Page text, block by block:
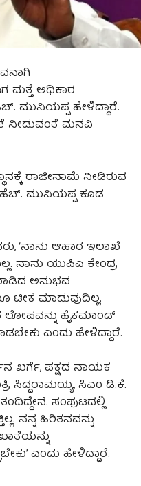
ಮತ್ತೆ ಅಧಿಕಾರ
ಮುನಿಯಪ್ಪ ಹೇಳಿದ್ದಾರೆ.
ನೀಡುವಂತೆ ಮನವಿ
ರಾಜೀನಾಮೆ ನೀಡಿರುವ
ಮುನಿಯಪ್ಪ ಕೂಡ
‘ನಾನು ಆಹಾರ ಇಲಾಖೆ
ನಾನು ಯುಪಿಎ ಕೇಂದ್ರ
ಅನುಭವ
ಟೀಕೆ ಮಾಡುವುದಿಲ್ಲ.
ಹೈಕಮಾಂಡ್
ಎಂದು ಹೇಳಿದ್ದಾರೆ.
ಖರ್ಗೆ, ಪಕ್ಷದ ನಾಯಕ
ಸಿದ್ದರಾಮಯ್ಯ, ಸಿಎಂ ಡಿ.ಕೆ.
ಸಂಪುಟದಲ್ಲಿ
ನನ್ನ ಹಿರಿತನವನ್ನು
ಎಂದು ಹೇಳಿದ್ದಾರೆ.